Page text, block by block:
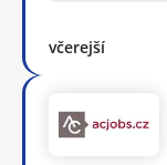
včerejší